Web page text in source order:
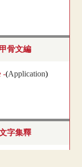
骨文編
-(Application)
字集釋